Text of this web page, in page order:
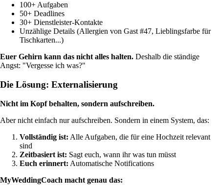
100+ Aufgaben
50+ Deadlines
30+ Dienstleister-Kontakte
Unzählige Details (Allergien von Gast #47, Lieblingsfarbe für
Tischkarten...)
Euer Gehirn kann das nicht alles halten. Deshalb die ständige
Angst: "Vergesse ich was?"
Die Lösung: Externalisierung
Nicht im Kopf behalten, sondern aufschreiben.
Aber nicht einfach nur aufschreiben. Sondern in einem System, das:
Vollständig ist: Alle Aufgaben, die für eine Hochzeit relevant
sind
Zeitbasiert ist: Sagt euch, wann ihr was tun müsst
Euch erinnert: Automatische Notifications
MyWeddingCoach macht genau das: